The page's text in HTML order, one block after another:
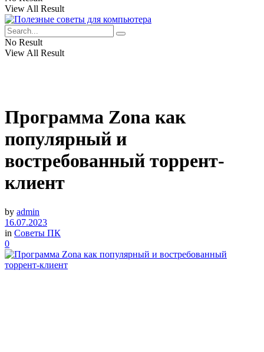
View All Result
No Result
View All Result
Программа Zona как
популярный и
востребованный торрент-
клиент
by admin
16.07.2023
in Советы ПК
0